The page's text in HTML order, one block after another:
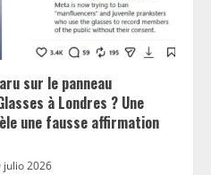
sur le panneau
à Londres ? Une
une fausse affirmation
julio 2026